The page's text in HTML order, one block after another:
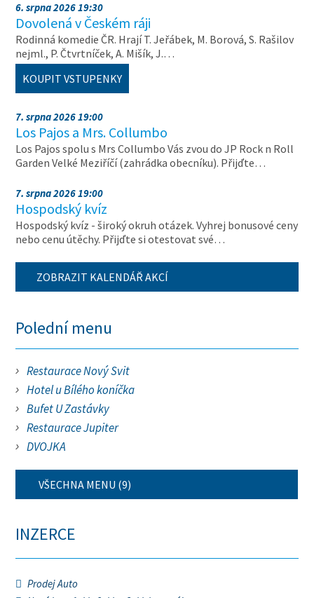
6. srpna 2026 19:30
Dovolená v Českém ráji
Rodinná komedie ČR. Hrají T. Jeřábek, M. Borová, S. Rašilov
nejml., P. Čtvrtníček, A. Mišík, J.…
KOUPIT VSTUPENKY
7. srpna 2026 19:00
Los Pajos a Mrs. Collumbo
Los Pajos spolu s Mrs Collumbo Vás zvou do JP Rock n Roll
Garden Velké Meziříčí (zahrádka obecníku). Přijďte…
7. srpna 2026 19:00
Hospodský kvíz
Hospodský kvíz - široký okruh otázek. Vyhrej bonusové ceny
nebo cenu útěchy. Přijďte si otestovat své…
ZOBRAZIT KALENDÁŘ AKCÍ
Polední menu
Restaurace Nový Svit
Hotel u Bílého koníčka
Bufet U Zastávky
Restaurace Jupiter
DVOJKA
VŠECHNA MENU (9)
INZERCE
Prodej Auto